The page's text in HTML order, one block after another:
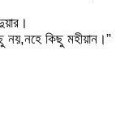
নয়,নহে কিছু মহীয়ান।”